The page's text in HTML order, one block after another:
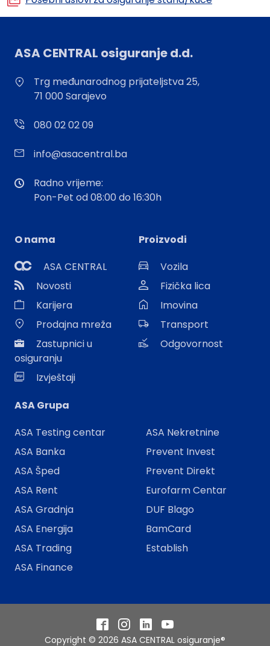
ASA CENTRAL osiguranje d.d.
Trg međunarodnog prijateljstva 25,
71 000 Sarajevo
080 02 02 09
info@asacentral.ba
Radno vrijeme:
Pon-Pet od 08:00 do 16:30h
O nama
ASA CENTRAL
Novosti
Karijera
Prodajna mreža
Zastupnici u
osiguranju
Izvještaji
Proizvodi
Vozila
Fizička lica
Imovina
Transport
Odgovornost
ASA Grupa
ASA Testing centar
ASA Banka
ASA Šped
ASA Rent
ASA Gradnja
ASA Energija
ASA Trading
ASA Finance
ASA Nekretnine
Prevent Invest
Prevent Direkt
Eurofarm Centar
DUF Blago
BamCard
Establish
FacebookInstagram
LinkedInYouTube
Copyright © 2026 ASA CENTRAL osiguranje®